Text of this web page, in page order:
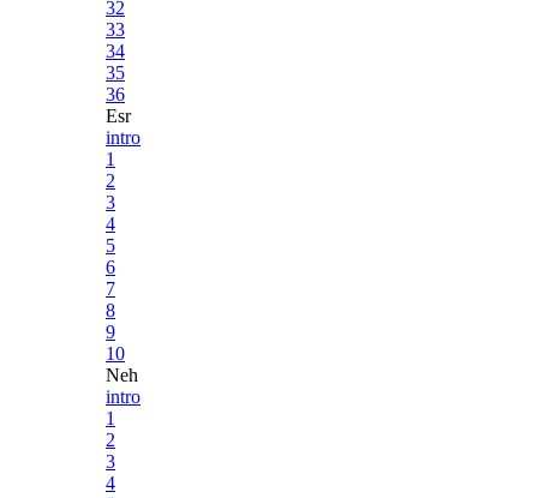
32
33
34
35
36
Esr
intro
1
2
3
4
5
6
7
8
9
10
Neh
intro
1
2
3
4